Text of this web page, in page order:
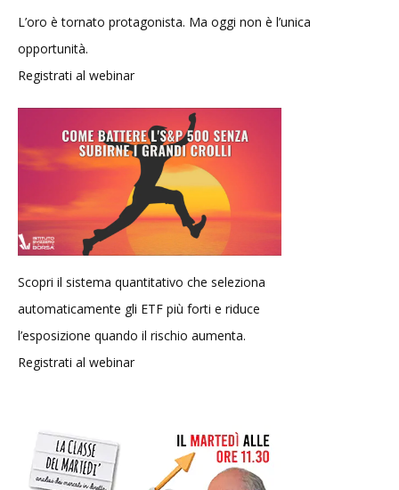
L’oro è tornato protagonista. Ma oggi non è l’unica
opportunità.
Registrati al webinar
Scopri il sistema quantitativo che seleziona
automaticamente gli ETF più forti e riduce
l’esposizione quando il rischio aumenta.
Registrati al webinar